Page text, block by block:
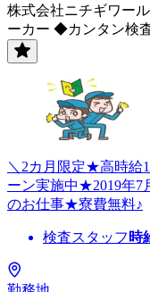
株式会社ニチギワー
ーカー ◆カンタン検
＼2カ月限定★高時給
ーン実施中★2019年7
のお仕事★寮費無料♪
検査スタッフ 時